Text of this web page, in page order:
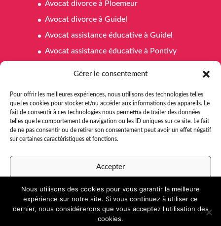
Gérer le consentement
Pour offrir les meilleures expériences, nous utilisons des technologies telles
que les cookies pour stocker et/ou accéder aux informations des appareils. Le
fait de consentir à ces technologies nous permettra de traiter des données
telles que le comportement de navigation ou les ID uniques sur ce site. Le fait
de ne pas consentir ou de retirer son consentement peut avoir un effet négatif
sur certaines caractéristiques et fonctions.
Accepter
Refuser
Voir les préférences
Avocat divorce à Ploemeur
Avocat divorce à Guidel
Avocat assistance éducative à Guidel
Avocat assistance éducative à Pontivy
Avocat affaires familiales à Ploemeur
Avocat affaires familiales à Guidel
Avocat aide juridictionnelle Pontivy
e-Ness,création de site internet
Nous utilisons des cookies pour vous garantir la meilleure
expérience sur notre site. Si vous continuez à utiliser ce
dernier, nous considérerons que vous acceptez l'utilisation des
cookies.